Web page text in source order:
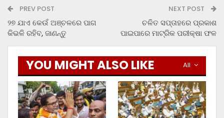
PREV POST
୨୭ ଯାଏ କେଉଁ ଅଞ୍ଚଳରେ ପାଗ
କିଭଳି ରହିବ, ଜାଣନ୍ତୁ
NEXT POST
ଚଳିତ ସପ୍ତାହରେ ପ୍ରକାଶ
ପାଇପାରେ ମାଟ୍ରିକ ପରୀକ୍ଷା ଫଳ
All
YOU MIGHT ALSO LIKE